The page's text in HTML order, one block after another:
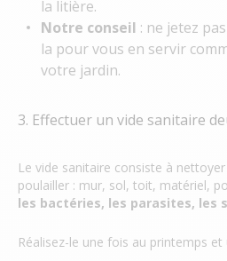
la litière.
Notre conseil : ne jetez
la pour vous en servir
votre jardin.
3. Effectuer un vide sanitaire
Le vide sanitaire consiste à
poulailler : mur, sol, toit, matériel,
les bactéries, les parasites, les
Réalisez-le une fois au printemps et